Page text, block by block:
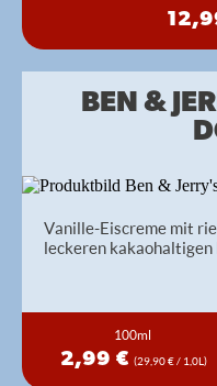
BEN &
Vanille-Eiscreme mit
leckeren kakaohaltigen
100ml
2,99 € (29,90 € / 1,0L)